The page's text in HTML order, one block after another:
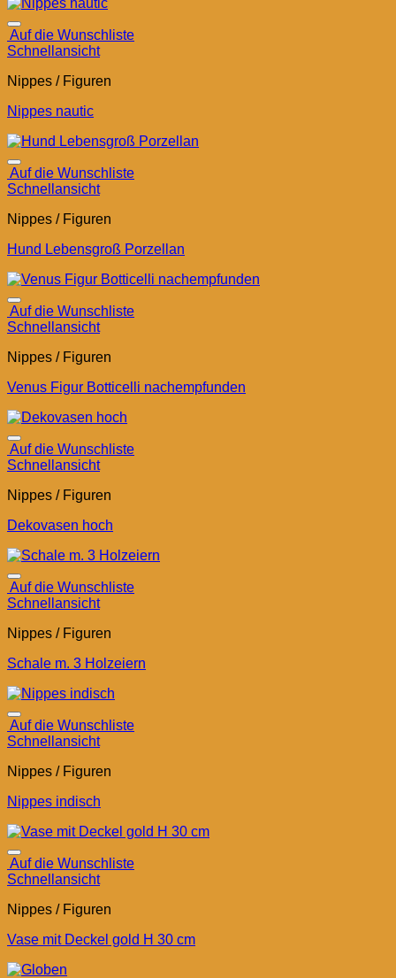
Auf die Wunschliste
Schnellansicht
Nippes / Figuren
Nippes nautic
Auf die Wunschliste
Schnellansicht
Nippes / Figuren
Hund Lebensgroß Porzellan
Auf die Wunschliste
Schnellansicht
Nippes / Figuren
Venus Figur Botticelli nachempfunden
Auf die Wunschliste
Schnellansicht
Nippes / Figuren
Dekovasen hoch
Auf die Wunschliste
Schnellansicht
Nippes / Figuren
Schale m. 3 Holzeiern
Auf die Wunschliste
Schnellansicht
Nippes / Figuren
Nippes indisch
Auf die Wunschliste
Schnellansicht
Nippes / Figuren
Vase mit Deckel gold H 30 cm